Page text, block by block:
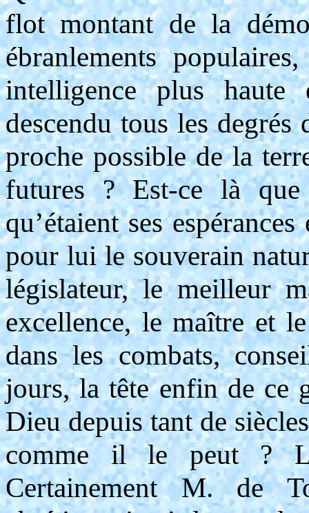
flot montant de la
ébranlements
intelligence plus
descendu tous les
proche possible de la
futures ? Est-ce là
qu’étaient ses
pour lui le souverain
législateur, le meilleur
excellence, le maître et
dans les combats,
jours, la tête enfin de ce
Dieu depuis tant de
comme il le peut ?
Certainement M. de